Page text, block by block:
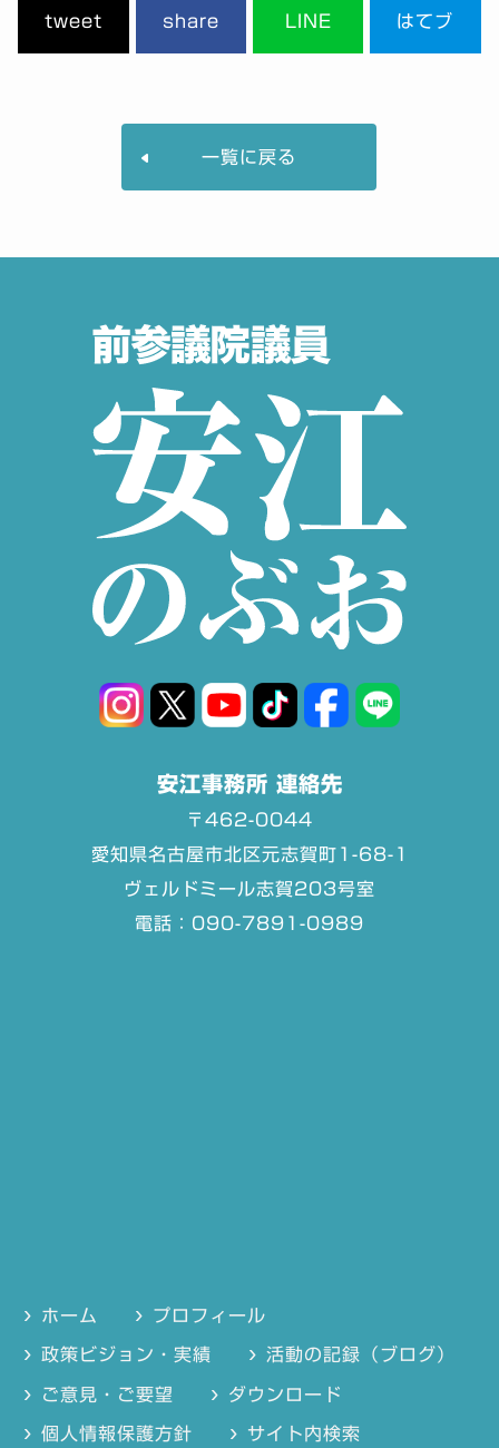
tweet share LINE はてブ
一覧に戻る
安江事務所 連絡先
〒462-0044
愛知県名古屋市北区元志賀町1-68-1
ヴェルドミール志賀203号室
電話：090-7891-0989
ホーム プロフィール
政策ビジョン・実績 活動の記録（ブログ）
ご意見・ご要望 ダウンロード
個人情報保護方針 サイト内検索